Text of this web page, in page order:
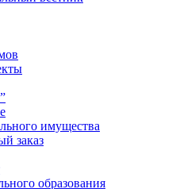
имущества
заказ
образования